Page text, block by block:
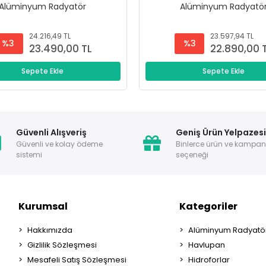
Radyatör
%3
24.216,49 TL
23.490,00 TL
Sepete Ekle
Alüminyum
%3
23.597,94 TL
22.890,00
Sepete Ekle
Güvenli Alışveriş
Güvenli ve kolay ödeme
sistemi
Geniş Ürün Yelpazesi
Binlerce ürün ve
seçeneği
Kurumsal
Hakkımızda
Gizlilik Sözleşmesi
Mesafeli Satış Sözleşmesi
Kategoriler
Alüminyum
Havlupan
Hidroforlar